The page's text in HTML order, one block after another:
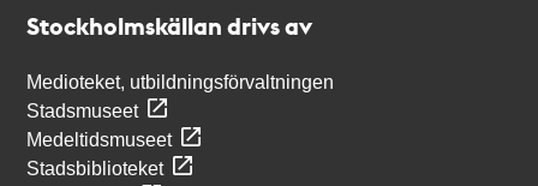
Stockholmskällan drivs av
Medioteket, utbildningsförvaltningen
Stadsmuseet
Medeltidsmuseet
Stadsbiblioteket